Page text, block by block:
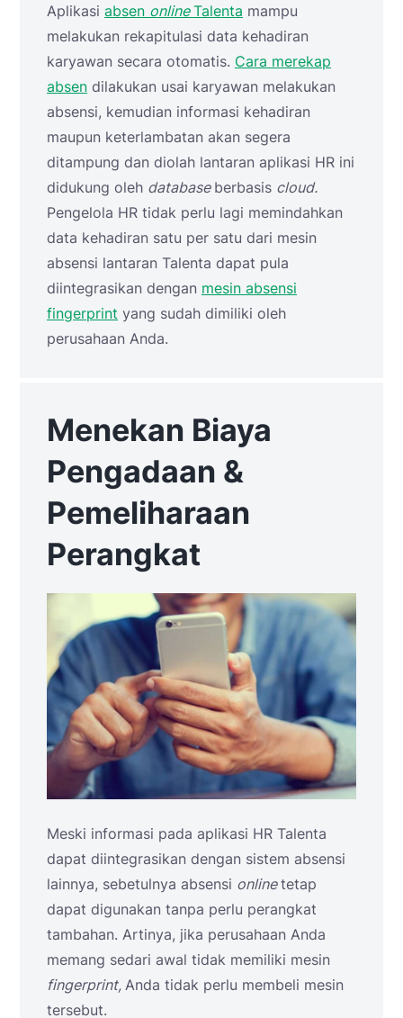
Aplikasi absen onlineTalenta mampu
melakukan rekapitulasi data kehadiran
karyawan secara otomatis. Cara merekap
absen dilakukan usai karyawan melakukan
absensi, kemudian informasi kehadiran
maupun keterlambatan akan segera
ditampung dan diolah lantaran aplikasi HR ini
didukung oleh database berbasis cloud.
Pengelola HR tidak perlu lagi memindahkan
data kehadiran satu per satu dari mesin
absensi lantaran Talenta dapat pula
diintegrasikan dengan mesin absensi
fingerprint yang sudah dimiliki oleh
perusahaan Anda.
Menekan Biaya
Pengadaan &
Pemeliharaan
Perangkat
Meski informasi pada aplikasi HR Talenta
dapat diintegrasikan dengan sistem absensi
lainnya, sebetulnya absensi onlinetetap
dapat digunakan tanpa perlu perangkat
tambahan. Artinya, jika perusahaan Anda
memang sedari awal tidak memiliki mesin
fingerprint, Anda tidak perlu membeli mesin
tersebut.